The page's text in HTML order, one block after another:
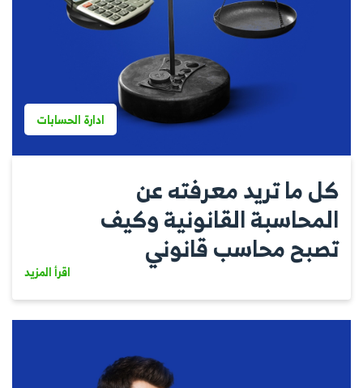
ادارة الحسابات
كل ما تريد معرفته عن
المحاسبة القانونية وكيف
تصبح محاسب قانوني
اقرأ المزيد